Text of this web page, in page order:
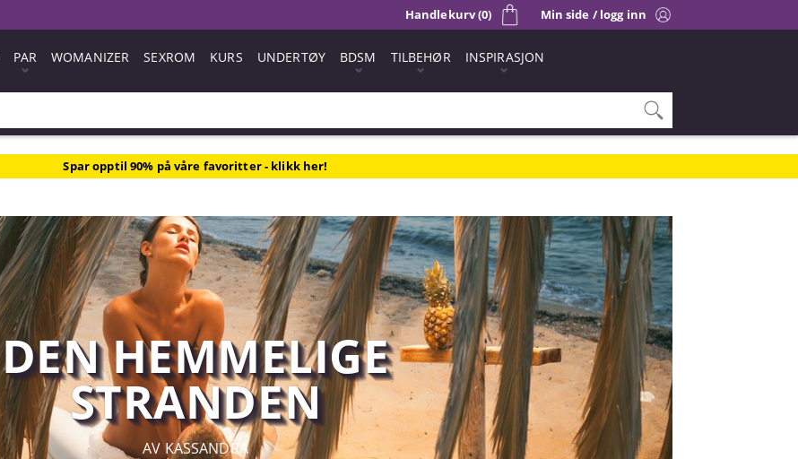
Min side / logg inn
Handlekurv (0)
PAR WOMANIZER SEXROM KURS UNDERTØY BDSM TILBEHØR INSPIRASJON
Spar opptil 90% på våre favoritter - klikk her!
DEN HEMMELIGE
STRANDEN
AV KASSANDRA